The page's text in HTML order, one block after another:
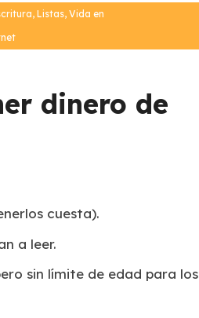
, Listas, Vida en
dinero de
cuesta).
a leer.
sin límite de edad para los